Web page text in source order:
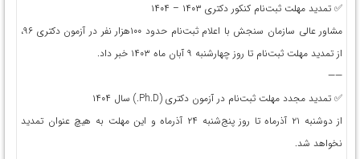
✅ تمدید مهلت ثبت‌نام کنکور دکتری ۱۴۰۳ – ۱۴۰۴
مشاور عالی سازمان سنجش با اعلام ثبت‌نام حدود ۱۰۰هزار نفر در آزمون دکتری ۹۶،
از تمدید مهلت ثبت‌نام تا روز چهارشنبه ۹ آبان ماه ۱۴۰۳ خبر داد.
——
✅ تمدید مجدد مهلت ثبت‌نام در آزمون دكتری (Ph.D.) سال ۱۴۰۴
از دوشنبه ۲۱ آذرماه تا روز پنج‌شنبه ۲۴ آذرماه و اين مهلت به هيچ عنوان تمديد
نخواهد شد.